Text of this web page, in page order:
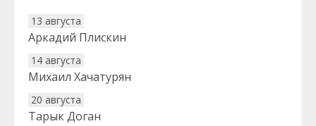
13 августа
Аркадий Плискин
14 августа
Михаил Хачатурян
20 августа
Тарык Доган